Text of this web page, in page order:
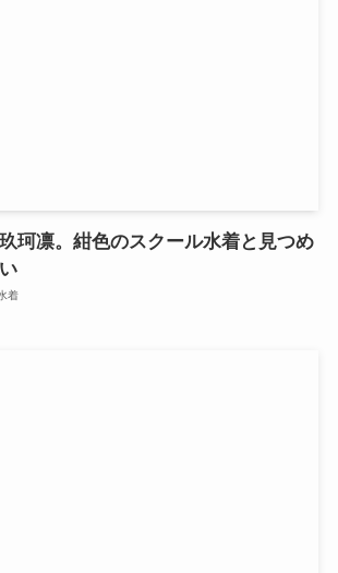
珂凛。紺色のスクール水着と見つめ
着